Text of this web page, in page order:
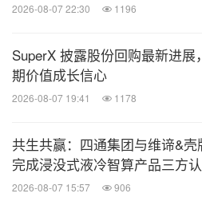
2026-08-07 22:30 1196
SuperX 披露股份回购最新进
期价值成长信心
2026-08-07 19:41 1178
共生共赢：四通集团与维谛&壳
完成浸没式液冷智算产品三方
2026-08-07 15:57 906